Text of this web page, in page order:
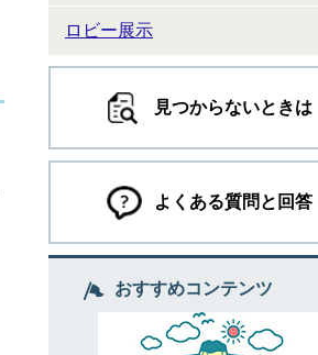
ロビー展示
見つからないときは
よくある質問と回答
おすすめコンテンツ